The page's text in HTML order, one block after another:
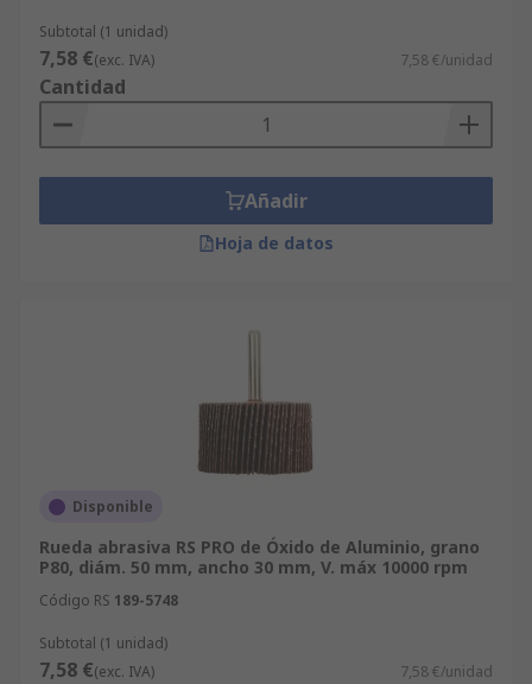
Subtotal (1 unidad)
7,58 €(exc. IVA) 7,58 €/unidad
Cantidad
Añadir
Hoja de datos
Disponible
Rueda abrasiva RS PRO de Óxido de Aluminio, grano
P80, diám. 50 mm, ancho 30 mm, V. máx 10000 rpm
Código RS 189-5748
Subtotal (1 unidad)
7,58 €(exc. IVA) 7,58 €/unidad